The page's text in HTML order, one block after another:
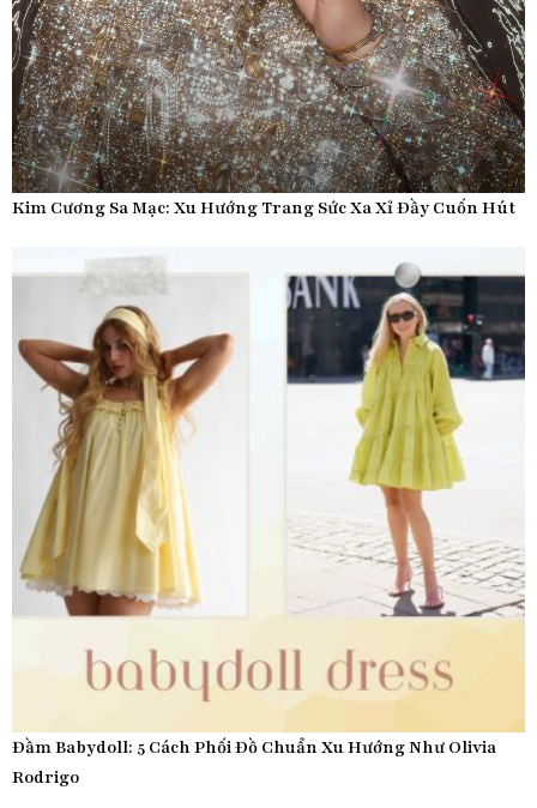
Kim Cương Sa Mạc: Xu Hướng Trang Sức Xa Xỉ Đầy Cuốn Hút
Đầm Babydoll: 5 Cách Phối Đồ Chuẩn Xu Hướng Như Olivia
Rodrigo